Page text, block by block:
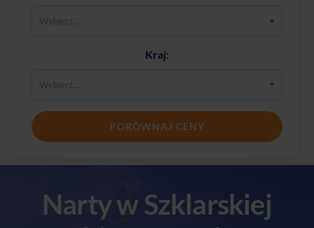
Kraj:
PORÓWNAJ CENY
Narty w Szklarskiej